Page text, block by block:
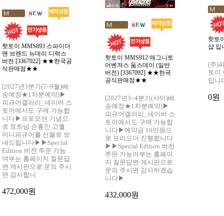
핫토이 MMS893 스파이더
맨 브랜드 뉴데이 디럭스
버전 [3367022] ★★한국공
식판매점★★
[2027년3분기(7~9월)배
송예정★1차분예약]▶
피규어갤러리_네이버 스
토어에서도 구매 가능합
니다▶프로모션 기념으
로 토트넘 손흥민 고퀄
미니피규어를 선물로 보
내드립니다▶▶Special
Edition 버전 주문 가능
여부는 홈페이지 질문답
변 게시판으로 문의 주시
면 감사합니
472,000원
핫토이 MMS912 매그니토
어벤져스 둠스데이 (일반
버전) [3367092] ★★한국
공식판매점★★
[2027년3~4분기(사이)배
송예정★1차분예약]▶
피규어갤러리_네이버 스
토어에서도 구매 가능합
니다▶예약금 10만원으
로 프리오더 진행합니다
▶▶Special Edition 버전
주문 가능여부는 홈페이
지 질문답변 게시판으로
문의 주시면 감사하겠습
니다▶
432,000원
핫토
샵 입
(주)
토이
입니
0원